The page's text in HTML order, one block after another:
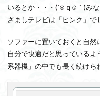
いるとか・・・(´⊙ｑ⊙｀)み
ざましテレビは「ピンク」で
ソファーに置いておくと自
自分で快適だと思っている
系器機」の中でも長く続けら